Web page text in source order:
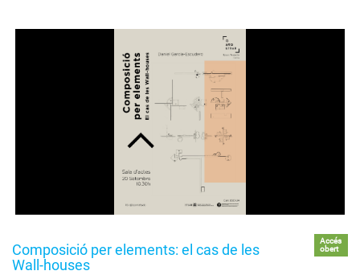
Composició per elements: el cas de les
Wall-houses
Accés
obert